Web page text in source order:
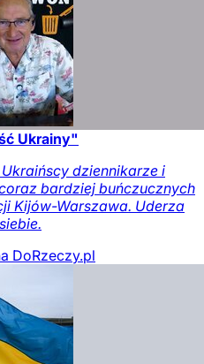
Ukrainy"
Ukraińscy dziennikarze i
bardziej buńczucznych
Kijów-Warszawa. Uderza
DoRzeczy.pl